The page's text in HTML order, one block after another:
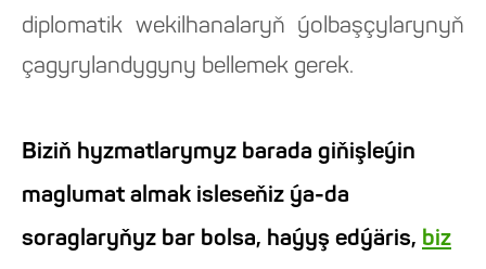
diplomatik wekilhanalaryň ýolbaşçylarynyň
çagyrylandygyny bellemek gerek.
Biziň hyzmatlarymyz barada giňişleýin
maglumat almak isleseňiz ýa-da
soraglaryňyz bar bolsa, haýyş edýäris, biz